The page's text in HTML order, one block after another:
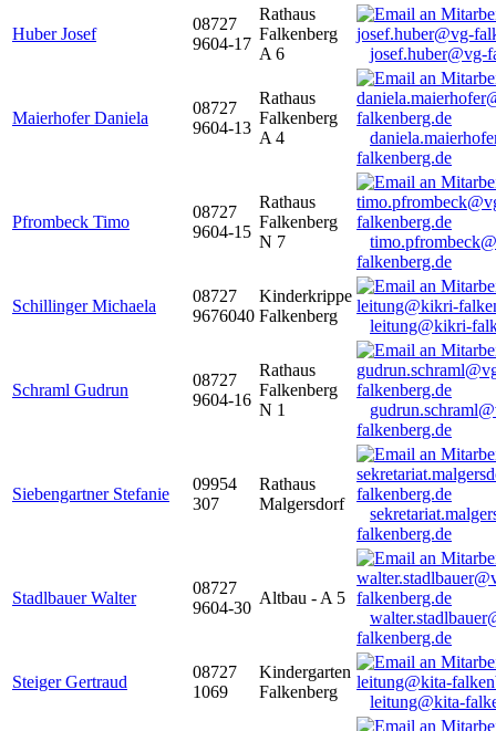
Huber Josef
08727
9604-17
Rathaus
Falkenberg
A 6
josef.huber@vg-
Maierhofer Daniela
08727
9604-13
Rathaus
Falkenberg
A 4
falkenberg.de
Pfrombeck Timo
08727
9604-15
Rathaus
Falkenberg
N 7
falkenberg.de
Schillinger Michaela
08727
9676040
Kinderkrippe
Falkenberg
leitung@kikri-
Schraml Gudrun
08727
9604-16
Rathaus
Falkenberg
N 1
falkenberg.de
Siebengartner Stefanie
09954
307
Rathaus
Malgersdorf
falkenberg.de
Stadlbauer Walter
08727
9604-30
Altbau - A 5
falkenberg.de
Steiger Gertraud
08727
1069
Kindergarten
Falkenberg
leitung@kita-